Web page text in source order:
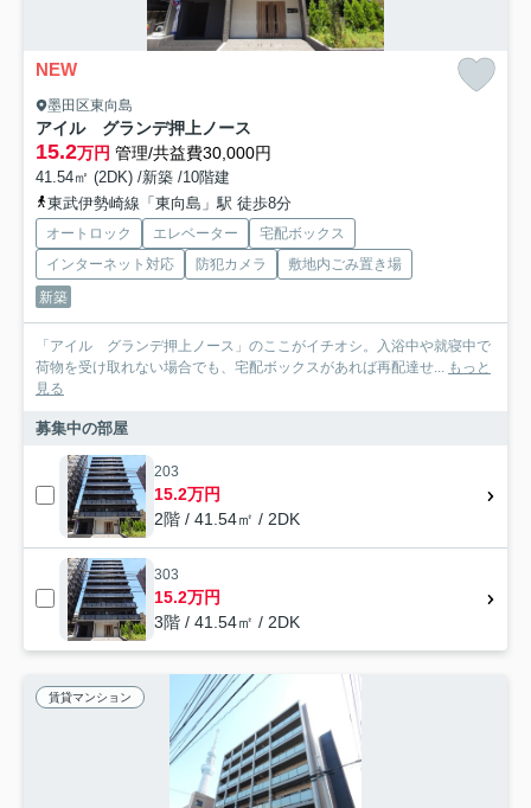
NEW
墨田区東向島
アイル グランデ押上ノース
15.2万円 管理/共益費30,000円
41.54㎡ (2DK) /新築 /10階建
東武伊勢崎線「東向島」駅 徒歩8分
オートロック エレベーター
宅配ボックス
インターネット対応
防犯カメラ
敷地内ごみ置き場
新築
「アイル グランデ押上ノース」のここがイチオシ。入浴中や就寝中で
荷物を受け取れない場合でも、宅配ボックスがあれば再配達せ...
もっと
見る
募集中の部屋
203
15.2万円
2階 / 41.54㎡ / 2DK
303
15.2万円
3階 / 41.54㎡ / 2DK
賃貸マンション